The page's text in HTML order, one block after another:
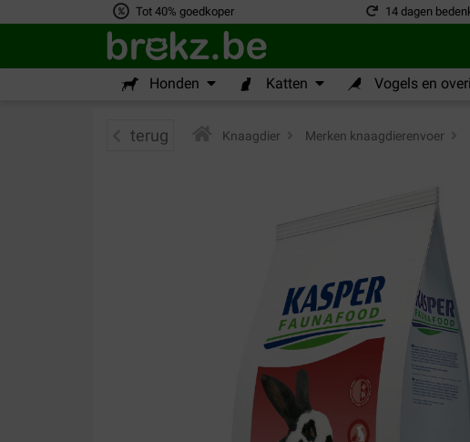
Tot 40% goedkoper 14 dagen
Honden Katten Vogels en
terug Knaagdier Merken knaagdierenvoer